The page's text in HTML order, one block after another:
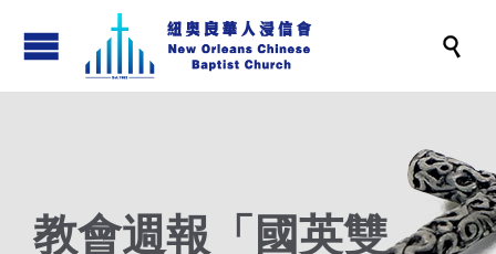

教會週報「國英雙